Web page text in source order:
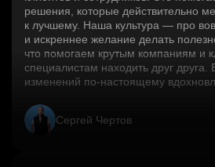
решения, которые действительно
к лучшему. Наша культура — про
и искреннее желание делать
что помогаем крутым компаниям и
специалистам находить друг друга.
изменений по‑настоящему
Сергей Чертов